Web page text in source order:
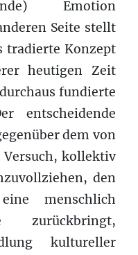
Emotion
Seite stellt
tradierte Konzept
heutigen Zeit
fundierte
entscheidende
dem von
kollektiv
den
menschlich
zurückbringt,
kultureller